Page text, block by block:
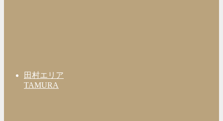
田村エリア
TAMURA